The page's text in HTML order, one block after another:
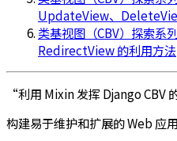
UpdateView、
类基视图（CBV）探索
RedirectView 的利用方法
“利用 Mixin 发挥 Django CBV
构建易于维护和扩展的 Web 应